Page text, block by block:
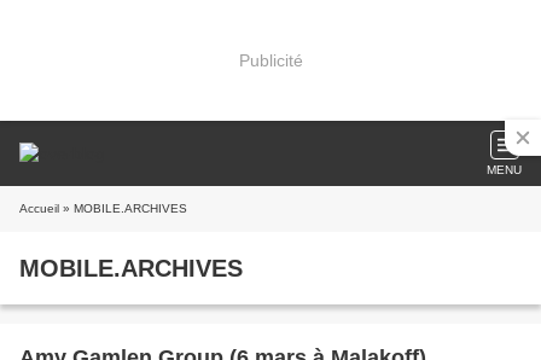
Publicité
MENU
Accueil » MOBILE.ARCHIVES
MOBILE.ARCHIVES